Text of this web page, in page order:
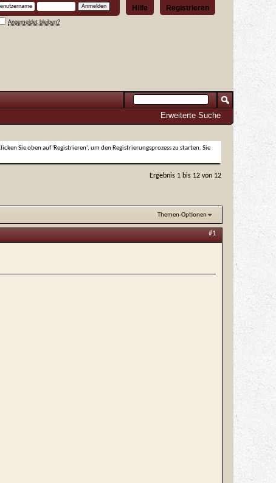
Registrieren
Hilfe
Angemeldet bleiben?
Erweiterte Suche
Sie oben auf 'Registrieren', um den Registrierungsprozess zu starten. Sie
Ergebnis 1 bis 12 von 12
Themen-Optionen
#1